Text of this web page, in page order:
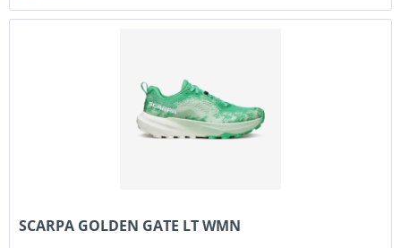
SCARPA GOLDEN GATE LT WMN